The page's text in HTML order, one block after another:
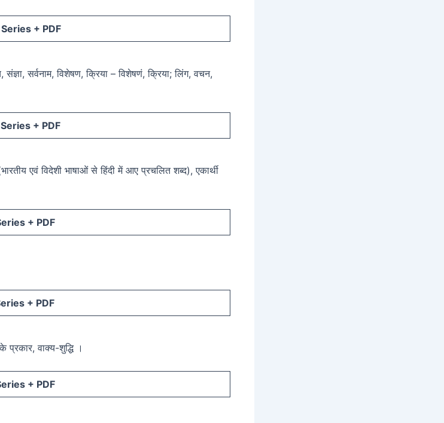
+ PDF
संज्ञा, सर्वनाम, विशेषण, क्रिया – विशेषणं, क्रिया; लिंग, वचन,
+ PDF
एवं विदेशी भाषाओं से हिंदी में आए प्रचलित शब्द), एकार्थी
+ PDF
+ PDF
प्रकार, वाक्य-शुद्धि ।
+ PDF